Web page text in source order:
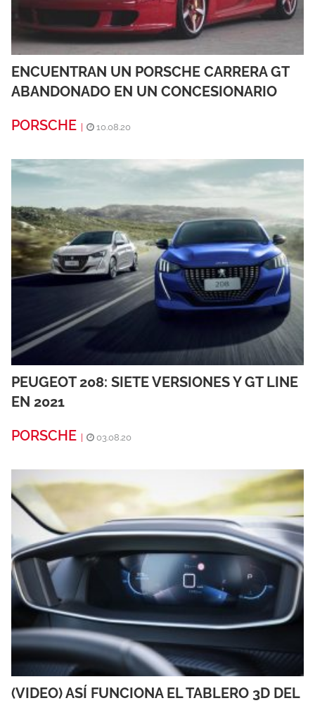
ENCUENTRAN UN PORSCHE CARRERA GT
ABANDONADO EN UN CONCESIONARIO
PORSCHE | 10.08.20
PEUGEOT 208: SIETE VERSIONES Y GT LINE
EN 2021
PORSCHE
03.08.20
(VIDEO) ASÍ FUNCIONA EL TABLERO 3D DEL